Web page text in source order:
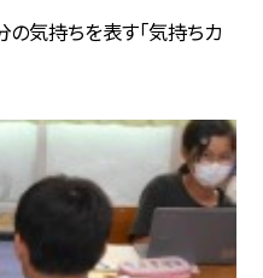
気持ちを表す「気持ちカ